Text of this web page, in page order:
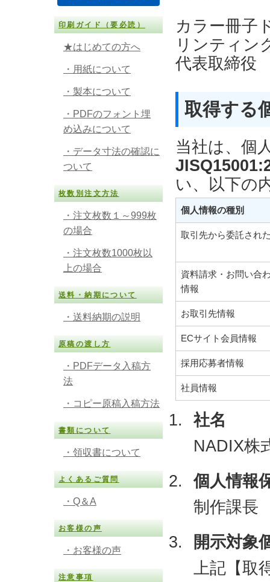
印刷ガイド（要必読）
★はじめての方へ
・用紙について
・製本について
・PDFのフォント埋
め込みについて
・データ寸法の確認に
ついて
枚数別注文方法
・注文枚数１～999枚
の場合
・注文枚数1000枚以
上の場合
送料・納期について
・送料納期の説明
原稿の渡し方
・PDFデータ入稿方
法
・コピー原稿入稿方法
書類について
・領収書について
よくあるご質問
・Q＆A
お客様の声
・お客様の声
注意事項
カラー冊子
リンティン
代表取締役
取得する
当社は、個
い、以下の
個人情報の種別
取引先から委託され
資料請求・お問い合
情報
お取引先情報
ECサイト会員情報
採用応募者情報
社員情報
社名
NADIX株
個人情報
制作課長
開示対象
上記【